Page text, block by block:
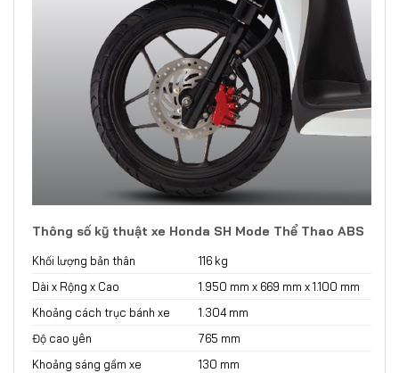
Thông số kỹ thuật xe Honda SH Mode Thể Thao ABS
Khối lượng bản thân
116 kg
Dài x Rộng x Cao
1.950 mm x 669 mm x 1.100 mm
Khoảng cách trục bánh xe
1.304 mm
Độ cao yên
765 mm
Khoảng sáng gầm xe
130 mm